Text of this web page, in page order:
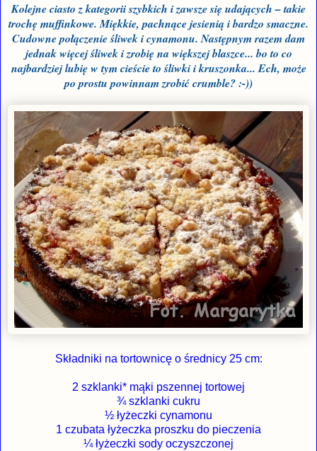
Kolejne ciasto z kategorii szybkich i zawsze się udających – takie
trochę muffinkowe. Miękkie, pachnące jesienią i bardzo smaczne.
Cudowne połączenie śliwek i cynamonu. Następnym razem dam
jednak więcej śliwek i zrobię na większej blaszce... bo to co
najbardziej lubię w tym cieście to śliwki i kruszonka... Ech, może
po prostu powinnam zrobić crumble? :-))
Składniki na tortownicę o średnicy 25 cm:
2 szklanki* mąki pszennej tortowej
¾ szklanki cukru
½ łyżeczki cynamonu
1 czubata łyżeczka proszku do pieczenia
¼ łyżeczki sody oczyszczonej